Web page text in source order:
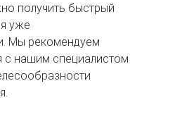
получить быстрый
уже
Мы рекомендуем
с нашим специалистом